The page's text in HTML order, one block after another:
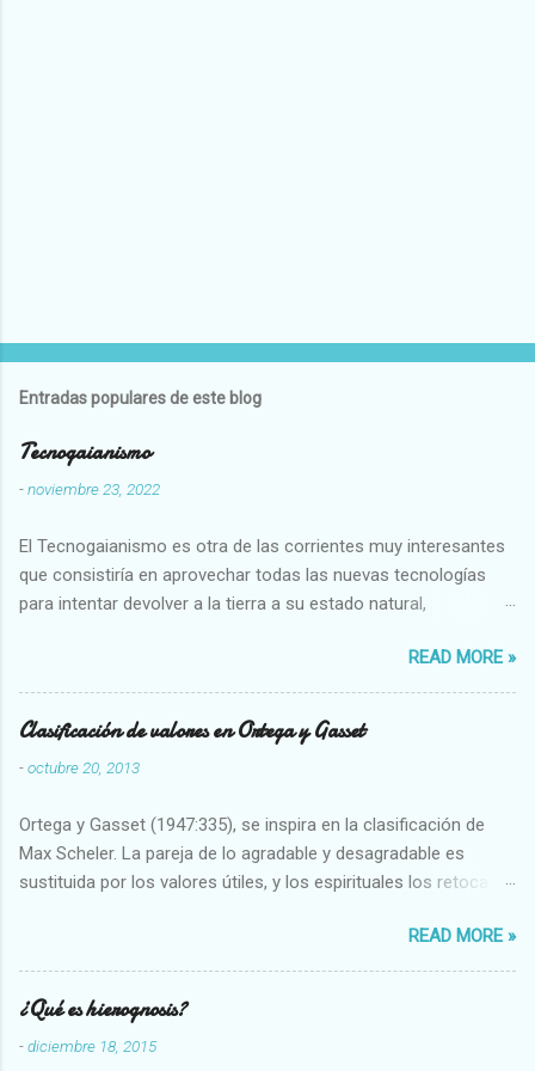
Entradas populares de este blog
Tecnogaianismo
-noviembre 23, 2022
El Tecnogaianismo es otra de las corrientes muy interesantes
que consistiría en aprovechar todas las nuevas tecnologías
para intentar devolver a la tierra a su estado natural,
READ MORE »
Clasificación de valores en Ortega y Gasset
-octubre 20, 2013
Ortega y Gasset (1947:335), se inspira en la clasificación de
Max Scheler. La pareja de lo agradable y desagradable es
sustituida por los valores útiles, y los espirituales los retoca.
Abundante-Escaso,etc 2 VITALES Sano-Enfermo Selecto-
Vulgar Enérgico-Inerte Fuerte-Débil,etc. 3 ESPIRITUALES a)
Intelectuales Conocimiento-Error Exacto-Aproximado
Evidente-Probable,etc b) Morales Bueno-malo Bondadoso-
malvado Justo-Injusto Escrupuloso-Relajado Leal-Desleal,etc.
READ MORE »
¿Qué es hierognosis?
-diciembre 18, 2015